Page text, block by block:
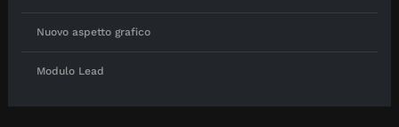
Nuovo aspetto grafico
Modulo Lead